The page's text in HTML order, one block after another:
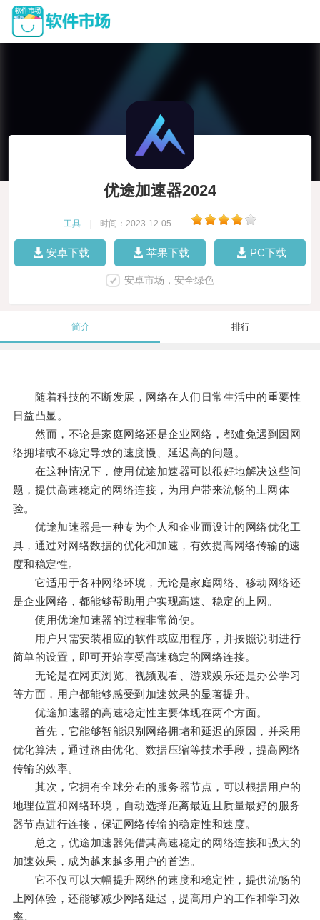
优途加速器2024
工具 时间：2023-12-05
安卓下载 苹果下载 PC下载
安卓市场，安全绿色
简介 排行
随着科技的不断发展，网络在人们日常生活中的重要性
日益凸显。
然而，不论是家庭网络还是企业网络，都难免遇到因网
络拥堵或不稳定导致的速度慢、延迟高的问题。
在这种情况下，使用优途加速器可以很好地解决这些问
题，提供高速稳定的网络连接，为用户带来流畅的上网体
验。
优途加速器是一种专为个人和企业而设计的网络优化工
具，通过对网络数据的优化和加速，有效提高网络传输的速
度和稳定性。
它适用于各种网络环境，无论是家庭网络、移动网络还
是企业网络，都能够帮助用户实现高速、稳定的上网。
使用优途加速器的过程非常简便。
用户只需安装相应的软件或应用程序，并按照说明进行
简单的设置，即可开始享受高速稳定的网络连接。
无论是在网页浏览、视频观看、游戏娱乐还是办公学习
等方面，用户都能够感受到加速效果的显著提升。
优途加速器的高速稳定性主要体现在两个方面。
首先，它能够智能识别网络拥堵和延迟的原因，并采用
优化算法，通过路由优化、数据压缩等技术手段，提高网络
传输的效率。
其次，它拥有全球分布的服务器节点，可以根据用户的
地理位置和网络环境，自动选择距离最近且质量最好的服务
器节点进行连接，保证网络传输的稳定性和速度。
总之，优途加速器凭借其高速稳定的网络连接和强大的
加速效果，成为越来越多用户的首选。
它不仅可以大幅提升网络的速度和稳定性，提供流畅的
上网体验，还能够减少网络延迟，提高用户的工作和学习效
率。